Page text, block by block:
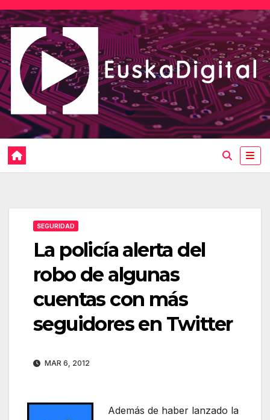
Saltar
al
contenido
SEGURIDAD
La policía alerta del
robo de algunas
cuentas con más
seguidores en Twitter
MAR 6, 2012
Además de haber lanzado la